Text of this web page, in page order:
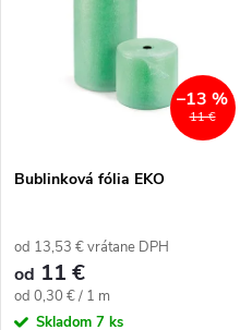
11 €
–13 %
Bublinková fólia EKO
od 13,53 € vrátane DPH
od 11 €
Jednotková
cena:
od 0,30 € / 1 m
Skladom 7 ks